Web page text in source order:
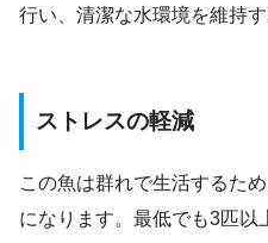
行い、清潔な水環境を維持す
ストレスの軽減
この魚は群れで生活するた
になります。最低でも3匹以